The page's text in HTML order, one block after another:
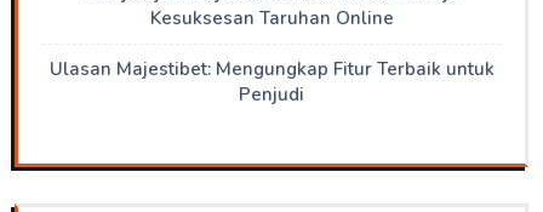
Kesuksesan Taruhan Online
Ulasan Majestibet: Mengungkap Fitur Terbaik untuk
Penjudi